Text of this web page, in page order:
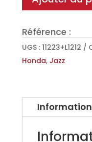
Honda
08>
Référence :
UGS : 11223+L1212
Honda, Jazz